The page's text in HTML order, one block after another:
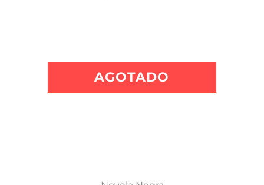
AGOTADO